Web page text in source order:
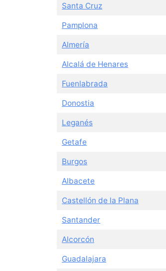
Santa Cruz
Pamplona
Almería
Alcalá de Henares
Fuenlabrada
Donostia
Leganés
Getafe
Burgos
Albacete
Castellón de la Plana
Santander
Alcorcón
Guadalajara